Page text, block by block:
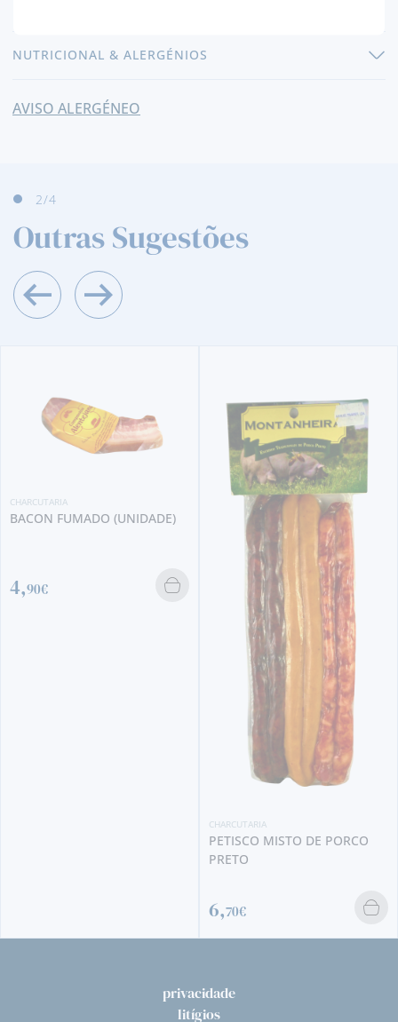
NUTRICIONAL & ALERGÉNIOS
AVISO ALERGÉNEO
2/4
Outras Sugestões
PETISCO MISTO DE PORCO
CHARCUTARIA
FARINHEIRA DE
PRETO
(UNIDADE)
privacidade
litígios